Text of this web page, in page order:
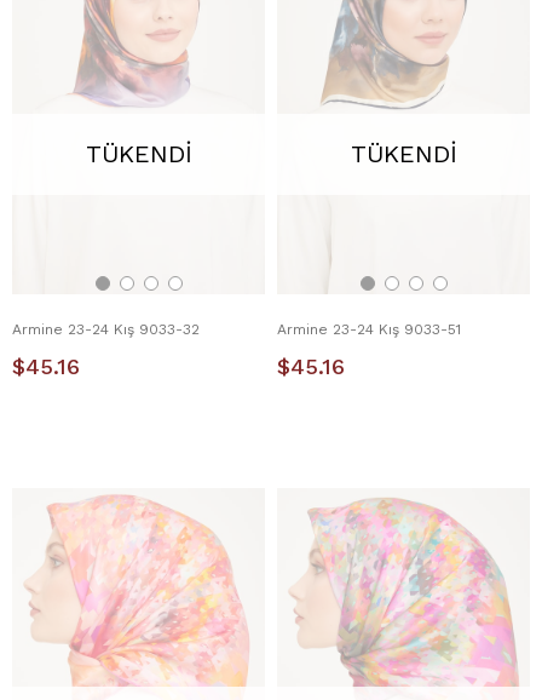
TÜKENDI
Armine 23-24 Kış 9033-32
$45.16
TÜKENDI
Armine 23-24 Kış 9033-51
$45.16